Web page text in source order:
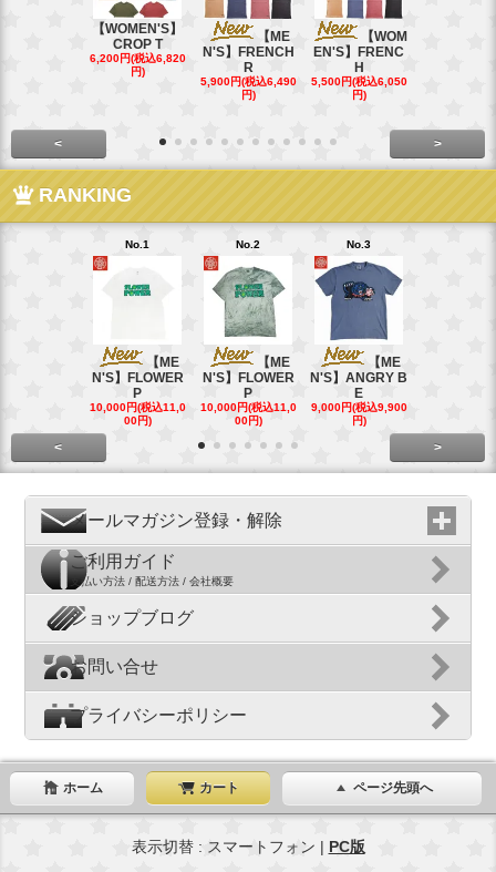
【WOMEN'S】
CROP T
6,200円(税込6,820
円)
【ME
N'S】FRENCH
R
5,900円(税込6,490
円)
【WOM
EN'S】FRENC
H
5,500円(税込6,050
円)
< >
RANKING
No.1
【ME
N'S】FLOWER
P
10,000円(税込11,0
00円)
No.2
【ME
N'S】FLOWER
P
10,000円(税込11,0
00円)
No.3
【ME
N'S】ANGRY B
E
9,000円(税込9,900
円)
< >
メールマガジン登録・解除
ご利用ガイド
支払い方法 / 配送方法 / 会社概要
ショップブログ
お問い合せ
プライバシーポリシー
ホーム カート ページ先頭へ
表示切替 : スマートフォン | PC版